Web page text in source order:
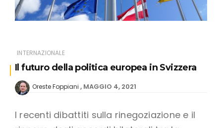
INTERNAZIONALE
Il futuro della politica europea in Svizzera
Oreste Foppiani MAGGIO 4, 2021
I recenti dibattiti sulla rinegoziazione e il